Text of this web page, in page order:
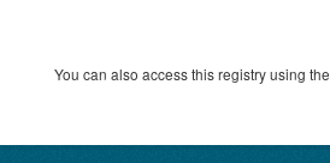
You can also access this registry using the